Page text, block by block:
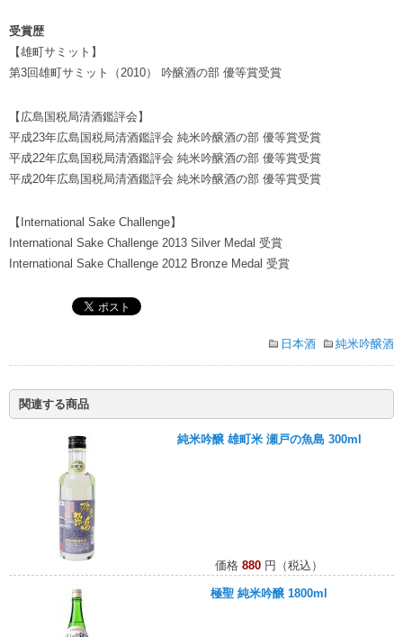
受賞歴
【雄町サミット】
第3回雄町サミット（2010） 吟醸酒の部 優等賞受賞
【広島国税局清酒鑑評会】
平成23年広島国税局清酒鑑評会 純米吟醸酒の部 優等賞受賞
平成22年広島国税局清酒鑑評会 純米吟醸酒の部 優等賞受賞
平成20年広島国税局清酒鑑評会 純米吟醸酒の部 優等賞受賞
【International Sake Challenge】
International Sake Challenge 2013 Silver Medal 受賞
International Sake Challenge 2012 Bronze Medal 受賞
日本酒 純米吟醸酒
関連する商品
純米吟醸 雄町米 瀬戸の魚島 300ml
価格 880 円（税込）
極聖 純米吟醸 1800ml